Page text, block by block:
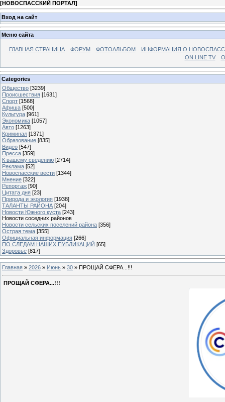
[НОВОСПАССКИЙ ПОРТАЛ]
Вход на сайт
Меню сайта
ГЛАВНАЯ СТРАНИЦА ФОРУМ ФОТОАЛЬБОМ
ИНФОРМАЦИЯ О
ON LINE TV
Categories
Общество [3239]
Происшествия [1631]
Спорт [1568]
Афиша [500]
Культура [961]
Экономика [1057]
Авто [1263]
Криминал [1371]
Образование [835]
Видео [547]
Пресса [359]
К вашему сведению [2714]
Реклама [52]
Новоспасские вести [1344]
Мнение [322]
Репортаж [90]
Цитата дня [23]
Природа и экология [1938]
ТАЛАНТЫ РАЙОНА [204]
Новости Южного куста [243]
Новости соседних районов
Новости сельских поселений района [356]
Острая тема [355]
Официальная информация [266]
ПО СЛЕДАМ НАШИХ ПУБЛИКАЦИЙ [65]
Здоровье [817]
Главная » 2026 » Июнь » 30 » ПРОЩАЙ СФЕРА...!!!
ПРОЩАЙ СФЕРА...!!!